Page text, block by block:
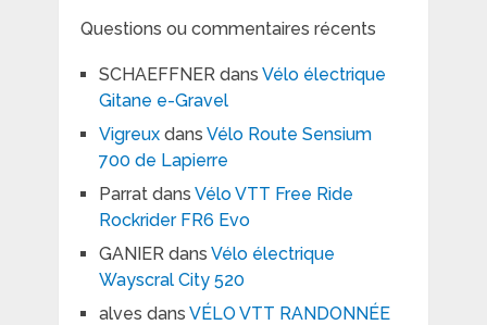
Questions ou commentaires récents
SCHAEFFNERdans Vélo électrique
Gitane e-Gravel
Vigreuxdans Vélo Route Sensium
700 de Lapierre
Parratdans Vélo VTT Free Ride
Rockrider FR6 Evo
GANIERdans Vélo électrique
Wayscral City 520
alves dans VÉLO VTT RANDONNÉE